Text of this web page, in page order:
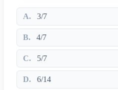
A. 3/7
B. 4/7
C. 5/7
D. 6/14